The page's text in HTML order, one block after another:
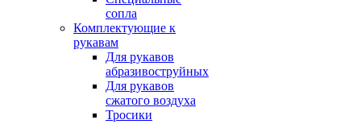
сопла
Комплектующие к
рукавам
Для рукавов
абразивоструйных
Для рукавов
сжатого воздуха
Тросики